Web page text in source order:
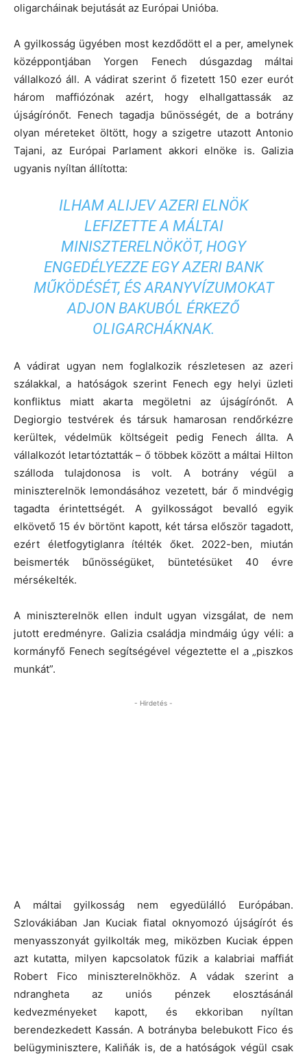
oligarcháinak bejutását az Európai Unióba.
A gyilkosság ügyében most kezdődött el a per, amelynek
középpontjában Yorgen Fenech dúsgazdag máltai
vállalkozó áll. A vádirat szerint ő fizetett 150 ezer eurót
három maffiózónak azért, hogy elhallgattassák az
újságírónőt. Fenech tagadja bűnösségét, de a botrány
olyan méreteket öltött, hogy a szigetre utazott Antonio
Tajani, az Európai Parlament akkori elnöke is. Galizia
ugyanis nyíltan állította:
ILHAM ALIJEV AZERI ELNÖK
LEFIZETTE A MÁLTAI
MINISZTERELNÖKÖT, HOGY
ENGEDÉLYEZZE EGY AZERI BANK
MŰKÖDÉSÉT, ÉS ARANYVÍZUMOKAT
ADJON BAKUBÓL ÉRKEZŐ
OLIGARCHÁKNAK.
A vádirat ugyan nem foglalkozik részletesen az azeri
szálakkal, a hatóságok szerint Fenech egy helyi üzleti
konfliktus miatt akarta megöletni az újságírónőt. A
Degiorgio testvérek és társuk hamarosan rendőrkézre
kerültek, védelmük költségeit pedig Fenech állta. A
vállalkozót letartóztatták – ő többek között a máltai Hilton
szálloda tulajdonosa is volt. A botrány végül a
miniszterelnök lemondásához vezetett, bár ő mindvégig
tagadta érintettségét. A gyilkosságot bevalló egyik
elkövető 15 év börtönt kapott, két társa először tagadott,
ezért életfogytiglanra ítélték őket. 2022-ben, miután
beismerték bűnösségüket, büntetésüket 40 évre
mérsékelték.
A miniszterelnök ellen indult ugyan vizsgálat, de nem
jutott eredményre. Galizia családja mindmáig úgy véli: a
kormányfő Fenech segítségével végeztette el a „piszkos
munkát”.
- Hirdetés -
A máltai gyilkosság nem egyedülálló Európában.
Szlovákiában Jan Kuciak fiatal oknyomozó újságírót és
menyasszonyát gyilkolták meg, miközben Kuciak éppen
azt kutatta, milyen kapcsolatok fűzik a kalabriai maffiát
Robert Fico miniszterelnökhöz. A vádak szerint a
ndrangheta az uniós pénzek elosztásánál
kedvezményeket kapott, és ekkoriban nyíltan
berendezkedett Kassán. A botrányba belebukott Fico és
belügyminisztere, Kaliňák is, de a hatóságok végül csak